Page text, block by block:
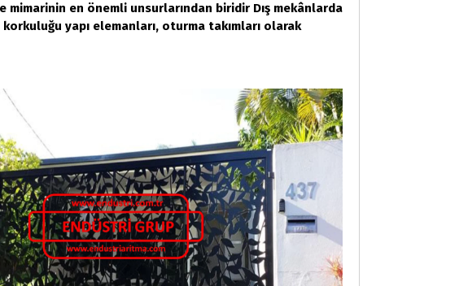
en önemli unsurlarından biridir Dış mekânlarda
yapı elemanları, oturma takımları olarak